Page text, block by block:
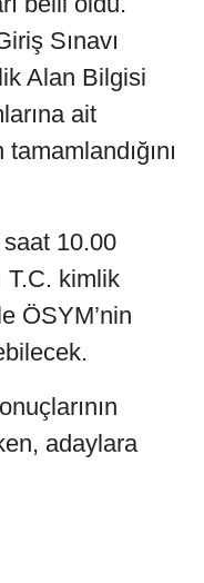
Sınavı
Alan Bilgisi
ait
10.00
T.C. kimlik
ÖSYM’nin
adaylara